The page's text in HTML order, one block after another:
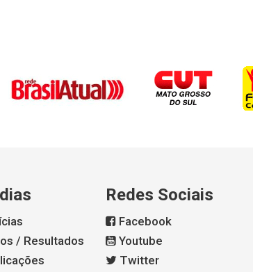
/ Resultados
Redes Sociais
Facebook
Youtube
Twitter